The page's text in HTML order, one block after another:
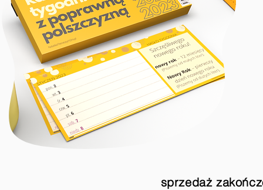
Welcome visitors to your
Double click to
sprzedaż